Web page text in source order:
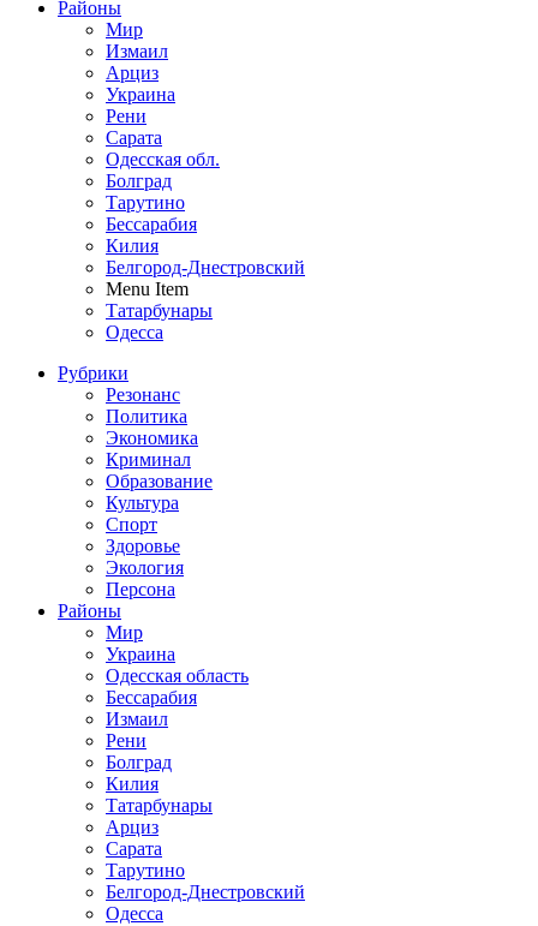
Районы
Мир
Измаил
Арциз
Украина
Рени
Сарата
Одесская обл.
Болград
Тарутино
Бессарабия
Килия
Белгород-Днестровский
Menu Item
Татарбунары
Одесса
Рубрики
Резонанс
Политика
Экономика
Криминал
Образование
Культура
Спорт
Здоровье
Экология
Персона
Районы
Мир
Украина
Одесская область
Бессарабия
Измаил
Рени
Болград
Килия
Татарбунары
Арциз
Сарата
Тарутино
Белгород-Днестровский
Одесса